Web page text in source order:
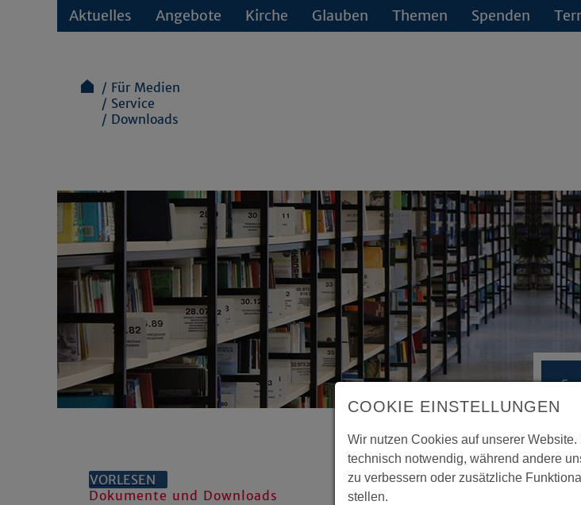
Aktuelles Angebote Kirche Glauben Themen Spenden
Für Medien
Service
Downloads
VORLESEN
Dokumente und Downloads
COOKIE EINSTELLUNGEN
Wir nutzen Cookies auf unserer
technisch notwendig, während andere
zu verbessern oder zusätzliche
stellen.